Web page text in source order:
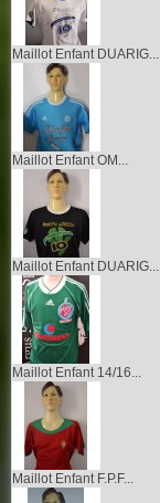
Maillot Enfant DUARIG...
Maillot Enfant OM...
Maillot Enfant DUARIG...
Maillot Enfant 14/16...
Maillot Enfant F.P.F...